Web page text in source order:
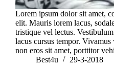
Lorem ipsum dolor sit amet,
elit. Mauris lorem lacus,
tristique vel lectus.
lacus cursus tempor.
non eros sit amet, porttitor
Best4u
29-3-2018